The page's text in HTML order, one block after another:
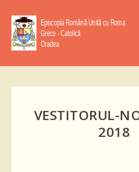
VESTITORUL-
2018